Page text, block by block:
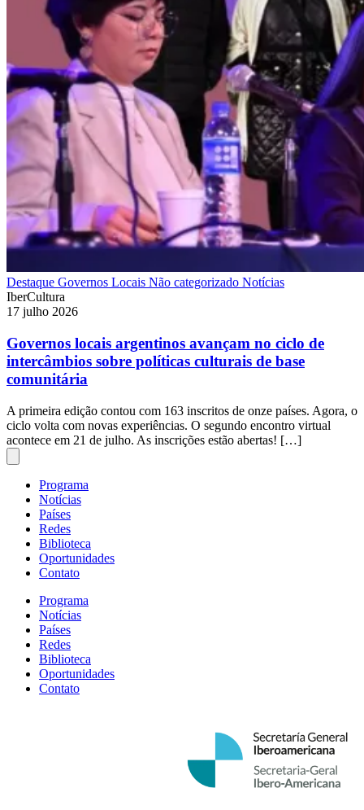
Destaque Governos Locais Não categorizado Notícias
IberCultura
17 julho 2026
Governos locais argentinos avançam no ciclo de
intercâmbios sobre políticas culturais de base
comunitária
A primeira edição contou com 163 inscritos de onze países. Agora, o
ciclo volta com novas experiências. O segundo encontro virtual
acontece em 21 de julho. As inscrições estão abertas! […]
Programa
Notícias
Países
Redes
Biblioteca
Oportunidades
Contato
Programa
Notícias
Países
Redes
Biblioteca
Oportunidades
Contato